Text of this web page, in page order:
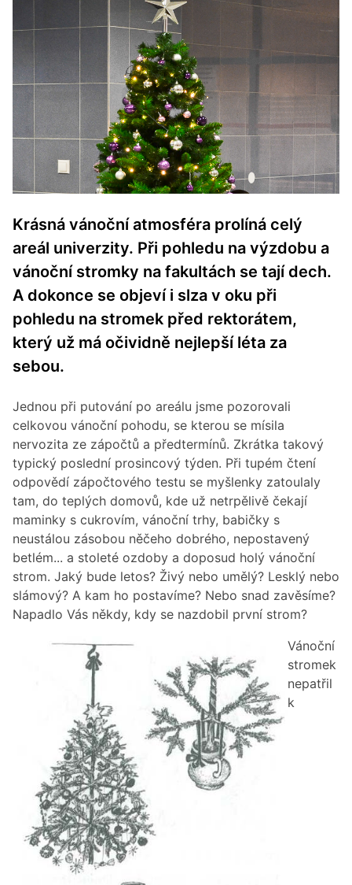
Krásná vánoční atmosféra prolíná celý
areál univerzity. Při pohledu na výzdobu a
vánoční stromky na fakultách se tají dech.
A dokonce se objeví i slza v oku při
pohledu na stromek před rektorátem,
který už má očividně nejlepší léta za
sebou.
Jednou při putování po areálu jsme pozorovali
celkovou vánoční pohodu, se kterou se mísila
nervozita ze zápočtů a předtermínů. Zkrátka takový
typický poslední prosincový týden. Při tupém čtení
odpovědí zápočtového testu se myšlenky zatoulaly
tam, do teplých domovů, kde už netrpělivě čekají
maminky s cukrovím, vánoční trhy, babičky s
neustálou zásobou něčeho dobrého, nepostavený
betlém... a stoleté ozdoby a doposud holý vánoční
strom. Jaký bude letos? Živý nebo umělý? Lesklý nebo
slámový? A kam ho postavíme? Nebo snad zavěsíme?
Napadlo Vás někdy, kdy se nazdobil první strom?
Vánoční
stromek
nepatřil
k